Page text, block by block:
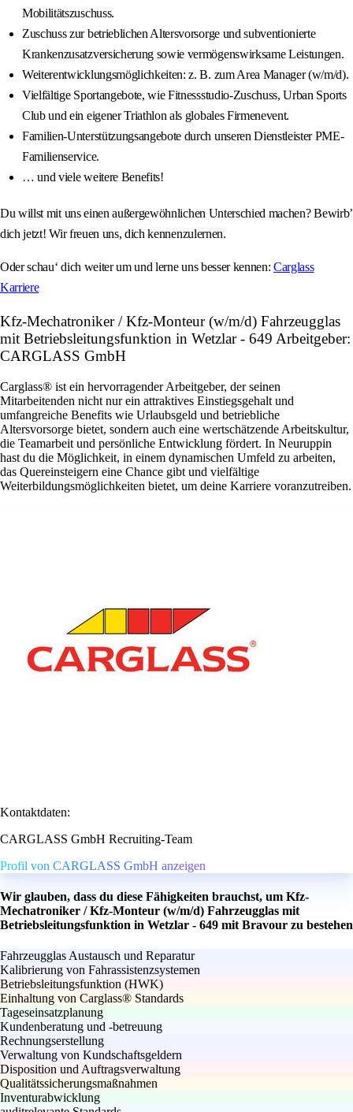
Mobilitätszuschuss.
Zuschuss zur betrieblichen Altersvorsorge und subventionierte
Krankenzusatzversicherung sowie vermögenswirksame Leistungen.
Weiterentwicklungsmöglichkeiten: z. B. zum Area Manager (w/m/d).
Vielfältige Sportangebote, wie Fitnessstudio-Zuschuss, Urban Sports
Club und ein eigener Triathlon als globales Firmenevent.
Familien-Unterstützungsangebote durch unseren Dienstleister PME-
Familienservice.
… und viele weitere Benefits!
Du willst mit uns einen außergewöhnlichen Unterschied machen? Bewirb’
dich jetzt! Wir freuen uns, dich kennenzulernen.
Oder schau‘ dich weiter um und lerne uns besser kennen:Carglass
Karriere
Kfz-Mechatroniker / Kfz-Monteur (w/m/d) Fahrzeugglas
mit Betriebsleitungsfunktion in Wetzlar - 649 Arbeitgeber:
CARGLASS GmbH
Carglass® ist ein hervorragender Arbeitgeber, der seinen
Mitarbeitenden nicht nur ein attraktives Einstiegsgehalt und
umfangreiche Benefits wie Urlaubsgeld und betriebliche
Altersvorsorge bietet, sondern auch eine wertschätzende Arbeitskultur,
die Teamarbeit und persönliche Entwicklung fördert. In Neuruppin
hast du die Möglichkeit, in einem dynamischen Umfeld zu arbeiten,
das Quereinsteigern eine Chance gibt und vielfältige
Weiterbildungsmöglichkeiten bietet, um deine Karriere voranzutreiben.
Kontaktdaten:
CARGLASS GmbH Recruiting-Team
Profil von CARGLASS GmbH anzeigen
Wir glauben, dass du diese Fähigkeiten brauchst, um Kfz-
Mechatroniker / Kfz-Monteur (w/m/d) Fahrzeugglas mit
Betriebsleitungsfunktion in Wetzlar - 649 mit Bravour zu bestehen
Fahrzeugglas Austausch und Reparatur
Kalibrierung von Fahrassistenzsystemen
Betriebsleitungsfunktion (HWK)
Einhaltung von Carglass® Standards
Tageseinsatzplanung
Kundenberatung und -betreuung
Rechnungserstellung
Verwaltung von Kundschaftsgeldern
Disposition und Auftragsverwaltung
Qualitätssicherungsmaßnahmen
Inventurabwicklung